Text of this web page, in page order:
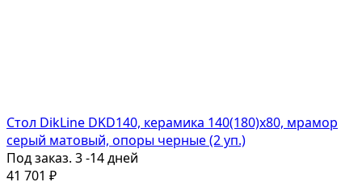
Стол DikLine DKD140, керамика 140(180)х80, мрамор
серый матовый, опоры черные (2 уп.)
Под заказ. 3 -14 дней
41 701 ₽